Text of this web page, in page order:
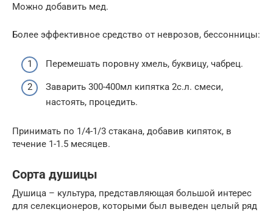
Можно добавить мед.
Более эффективное средство от неврозов, бессонницы:
Перемешать поровну хмель, буквицу, чабрец.
Заварить 300-400мл кипятка 2с.л. смеси,
настоять, процедить.
Принимать по 1/4-1/3 стакана, добавив кипяток, в
течение 1-1.5 месяцев.
Сорта душицы
Душица – культура, представляющая большой интерес
для селекционеров, которыми был выведен целый ряд